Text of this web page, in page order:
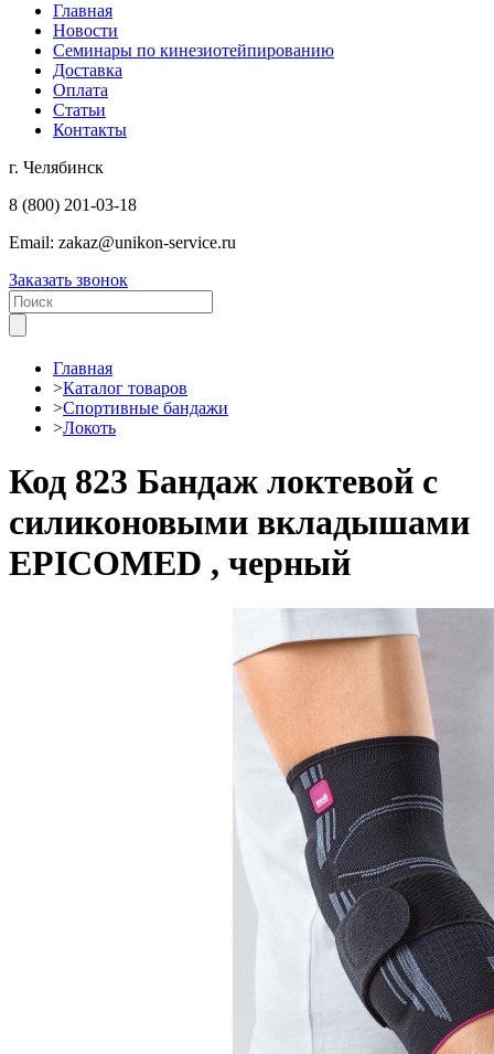
Главная
Новости
Семинары по кинезиотейпированию
Доставка
Оплата
Статьи
Контакты
г. Челябинск
8 (800) 201-03-18
Email: zakaz@unikon-service.ru
Заказать звонок
Главная
>Каталог товаров
>Спортивные бандажи
>Локоть
Код 823 Бандаж локтевой с
силиконовыми вкладышами
EPICOMED , черный